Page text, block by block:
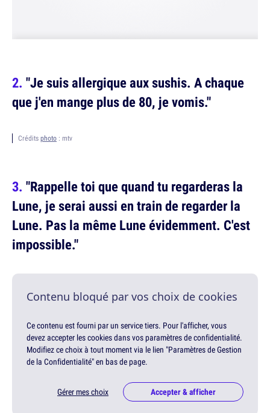
"Je suis allergique aux sushis. A chaque
que j'en mange plus de 80, je vomis."
Crédits photo : mtv
"Rappelle toi que quand tu regarderas la
Lune, je serai aussi en train de regarder la
Lune. Pas la même Lune évidemment. C'est
impossible."
Contenu bloqué par vos choix de cookies
Ce contenu est fourni par un service tiers. Pour l'afficher, vous
devez accepter les cookies dans vos paramètres de confidentialité.
Modifiez ce choix à tout moment via le lien "Paramètres de Gestion
de la Confidentialité" en bas de page.
Gérer mes choix Accepter & afficher